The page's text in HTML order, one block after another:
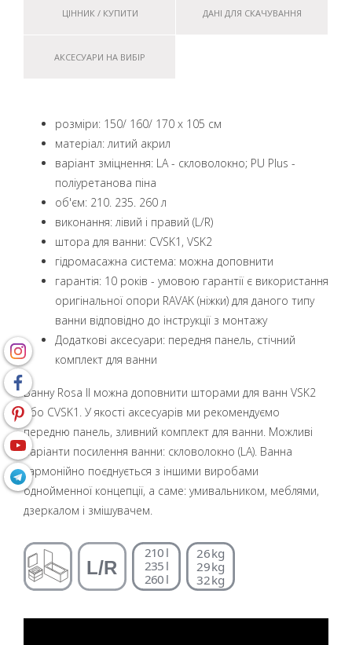
ЦІННИК / КУПИТИ ДАНІ ДЛЯ СКАЧУВАННЯ
АКСЕСУАРИ НА ВИБІР
розміри: 150/ 160/ 170 x 105 см
матеріал: литий акрил
варіант зміцнення: LA - скловолокно; PU Plus -
поліуретанова піна
об'єм: 210. 235. 260 л
виконання: лівий і правий (L/R)
штора для ванни: CVSK1, VSK2
гідромасажна система: можна доповнити
гарантія: 10 років - умовою гарантії є використання
оригінальної опори RAVAK (ніжки) для даного типу
ванни відповідно до інструкції з монтажу
Додаткові аксесуари: передня панель, стічний
комплект для ванни
Ванну Rosa II можна доповнити шторами для ванн VSK2
або CVSK1. У якості аксесуарів ми рекомендуємо
передню панель, зливний комплект для ванни. Можливі
варіанти посилення ванни: скловолокно (LA). Ванна
гармонійно поєднується з іншими виробами
однойменної концепції, а саме: умивальником, меблями,
дзеркалом і змішувачем.